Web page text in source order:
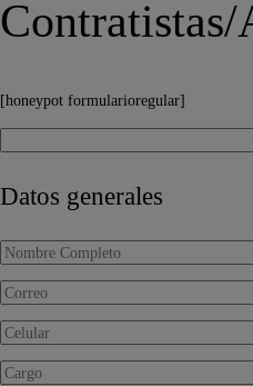
[honeypot formularioregular]
Datos generales